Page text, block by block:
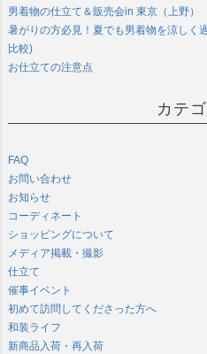
男着物の仕立て＆販売会in 東京（上野）
暑がりの方必見！夏でも男着物を涼しく
比較)
お仕立ての注意点
カテ
FAQ
お問い合わせ
お知らせ
コーディネート
ショッピングについて
メディア掲載・撮影
仕立て
催事イベント
初めて訪問してくださった方へ
和装ライフ
新商品入荷・再入荷